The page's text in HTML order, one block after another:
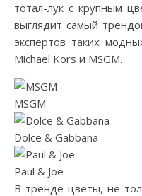
тотал-лук с крупным
выглядит самый
экспертов таких
Michael Kors и MSGM.
MSGM
Dolce & Gabbana
Paul & Joe
В тренде цветы, не